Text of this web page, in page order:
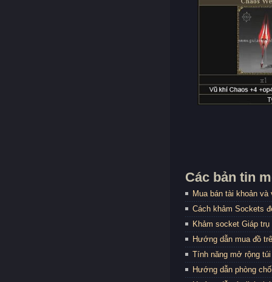
Các bản tin
Mua bán tài khoản
Cách khảm Sockets
Khảm socket Giáp
Hướng dẫn mua đồ
Tính năng mở rộng
Hướng dẫn phòng